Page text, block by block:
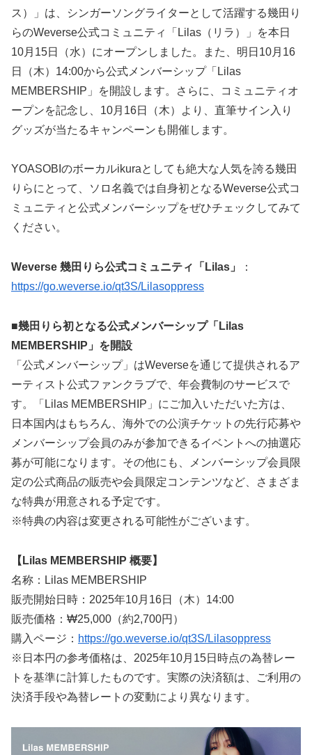
ス）」は、シンガーソングライターとして活躍する幾田り
らのWeverse公式コミュニティ「Lilas（リラ）」を本日
10月15日（水）にオープンしました。また、明日10月16
日（木）14:00から公式メンバーシップ「Lilas
MEMBERSHIP」を開設します。さらに、コミュニティオ
ープンを記念し、10月16日（木）より、直筆サイン入り
グッズが当たるキャンペーンも開催します。
YOASOBIのボーカルikuraとしても絶大な人気を誇る幾田
りらにとって、ソロ名義では自身初となるWeverse公式コ
ミュニティと公式メンバーシップをぜひチェックしてみて
ください。
Weverse 幾田りら公式コミュニティ「Lilas」
：
https://go.weverse.io/qt3S/Lilasoppress
■幾田りら初となる公式メンバーシップ「Lilas
MEMBERSHIP」を開設
「公式メンバーシップ」はWeverseを通じて提供されるア
ーティスト公式ファンクラブで、年会費制のサービスで
す。「Lilas MEMBERSHIP」にご加入いただいた方は、
日本国内はもちろん、海外での公演チケットの先行応募や
メンバーシップ会員のみが参加できるイベントへの抽選応
募が可能になります。その他にも、メンバーシップ会員限
定の公式商品の販売や会員限定コンテンツなど、さまざま
な特典が用意される予定です。
※特典の内容は変更される可能性がございます。
【Lilas MEMBERSHIP 概要】
名称：Lilas MEMBERSHIP
販売開始日時：2025年10月16日（木）14:00
販売価格：₩25,000（約2,700円）
購入ページ： https://go.weverse.io/qt3S/Lilasoppress
※日本円の参考価格は、2025年10月15日時点の為替レー
トを基準に計算したものです。実際の決済額は、ご利用の
決済手段や為替レートの変動により異なります。